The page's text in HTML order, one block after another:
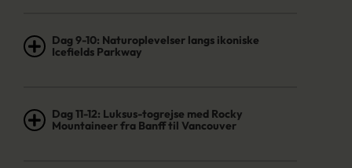
Dag 9-10: Naturoplevelser langs ikoniske
Icefields Parkway
Dag 11-12: Luksus-togrejse med Rocky
Mountaineer fra Banff til Vancouver